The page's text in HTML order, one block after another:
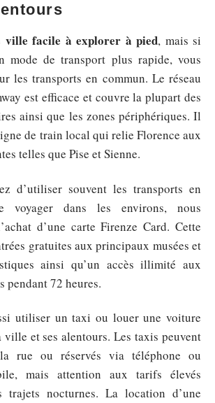
ville facile à explorer à pied, mais si
mode de transport plus rapide, vous
les transports en commun. Le réseau
est efficace et couvre la plupart des
ainsi que les zones périphériques. Il
de train local qui relie Florence aux
telles que Pise et Sienne.
d’utiliser souvent les transports en
voyager dans les environs, nous
d’une carte Firenze Card. Cette
gratuites aux principaux musées et
ainsi qu’un accès illimité aux
pendant 72 heures.
utiliser un taxi ou louer une voiture
et ses alentours. Les taxis peuvent
rue ou réservés via téléphone ou
mais attention aux tarifs élevés
trajets nocturnes. La location d’une